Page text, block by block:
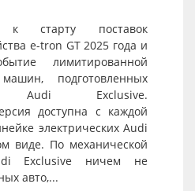
к старту поставок
e-tron GT 2025 года и
лимитированной
подготовленных
Audi Exclusive.
доступна с каждой
электрических Audi
виде. По механической
Exclusive ничем не
авто,...